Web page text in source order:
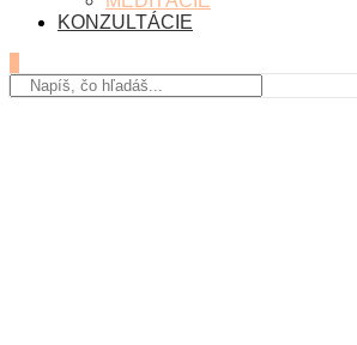
KONZULTÁCIE